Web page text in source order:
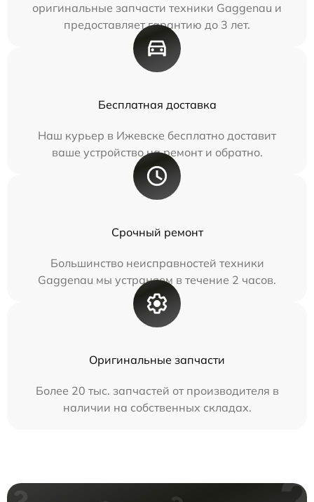
оригинальные запчасти техники Gaggenau и
предоставляет гарантию до 3 лет.
Бесплатная доставка
Наш курьер в Ижевске бесплатно доставит
ваше устройство на ремонт и обратно.
Срочный ремонт
Большинство неисправностей техники
Gaggenau мы устраняем в течение 2 часов.
Оригинальные запчасти
Более 20 тыс. запчастей от производителя в
наличии на собственных складах.